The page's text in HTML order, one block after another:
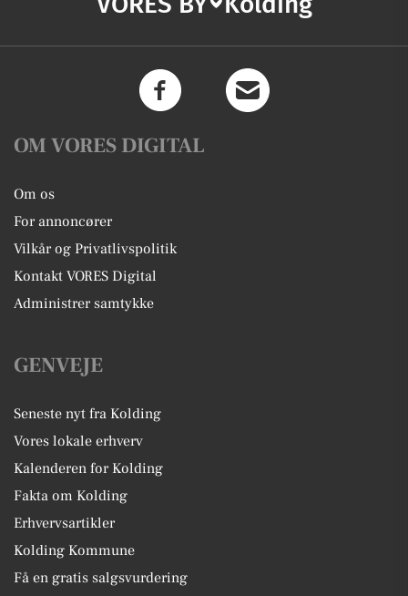
OM VORES DIGITAL
Om os
For annoncører
Vilkår og Privatlivspolitik
Kontakt VORES Digital
Administrer samtykke
GENVEJE
Seneste nyt fra Kolding
Vores lokale erhverv
Kalenderen for Kolding
Fakta om Kolding
Erhvervsartikler
Kolding Kommune
Få en gratis salgsvurdering